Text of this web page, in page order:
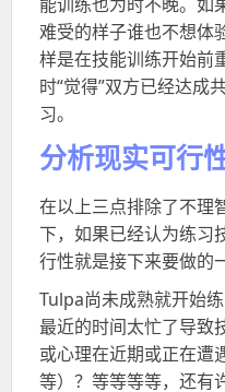
难受的样子谁也不想体
样是在技能训练开始前
时“觉得”双方已经达成
习。
分析现实可行
在以上三点排除了不理
下，如果已经认为练习
行性就是接下来要做的
Tulpa尚未成熟就开始
最近的时间太忙了导致
或心理在近期或正在遭
等）？等等等等，还有